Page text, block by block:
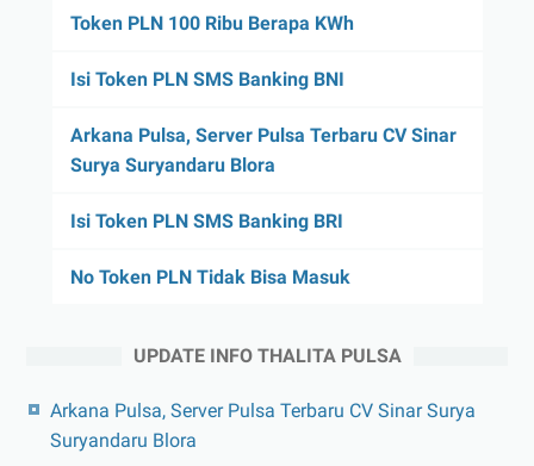
Token PLN 100 Ribu Berapa KWh
Isi Token PLN SMS Banking BNI
Arkana Pulsa, Server Pulsa Terbaru CV Sinar
Surya Suryandaru Blora
Isi Token PLN SMS Banking BRI
No Token PLN Tidak Bisa Masuk
UPDATE INFO THALITA PULSA
Arkana Pulsa, Server Pulsa Terbaru CV Sinar Surya
Suryandaru Blora